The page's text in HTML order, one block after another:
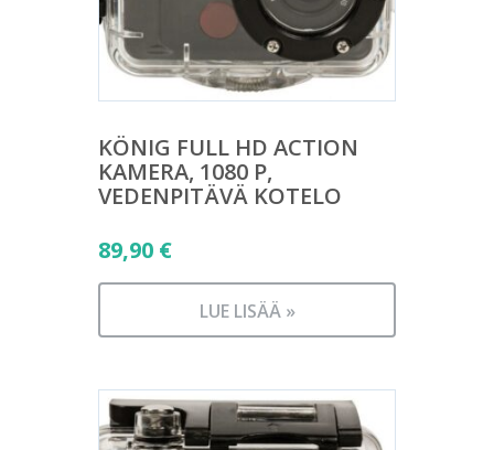
KÖNIG FULL HD ACTION
KAMERA, 1080 P,
VEDENPITÄVÄ KOTELO
89,90 €
LUE LISÄÄ »